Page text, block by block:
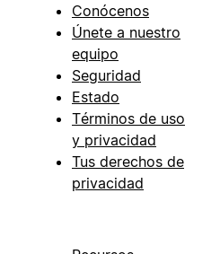
Conócenos
Únete a nuestro
equipo
Seguridad
Estado
Términos de uso
y privacidad
Tus derechos de
privacidad